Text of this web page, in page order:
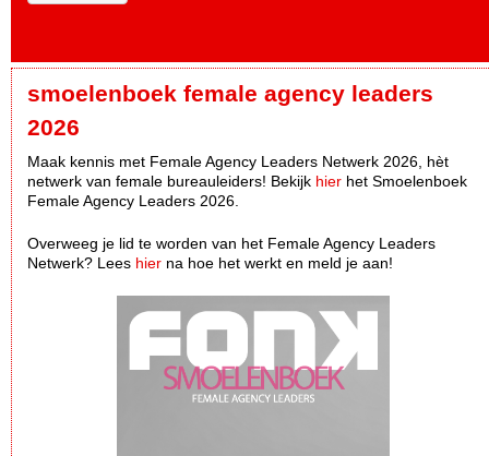
smoelenboek female agency leaders
2026
Maak kennis met Female Agency Leaders Netwerk 2026, hèt
netwerk van female bureauleiders! Bekijk hier het Smoelenboek
Female Agency Leaders 2026.
Overweeg je lid te worden van het Female Agency Leaders
Netwerk? Lees hier na hoe het werkt en meld je aan!